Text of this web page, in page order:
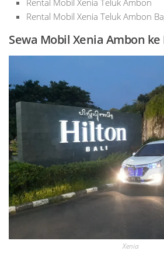
Rental Mobil Xenia Teluk Ambon
Rental Mobil Xenia Teluk Ambon
Sewa Mobil Xenia Ambon
Xenia